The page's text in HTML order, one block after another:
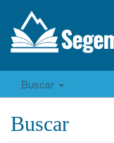
Buscar
Buscar